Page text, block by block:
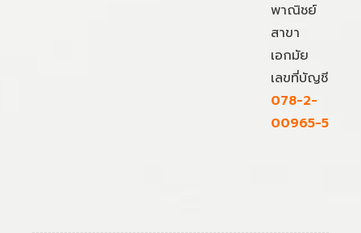
พาณิชย์
สาขา
เอกมัย
เลขที่บัญชี
078-2-
00965-5